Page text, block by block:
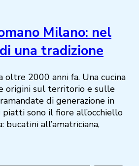
Milano: nel
una tradizione
oltre 2000 anni fa. Una cucina
origini sul territorio e sulle
di generazione in
sono il fiore all’occhiello
bucatini all’amatriciana,